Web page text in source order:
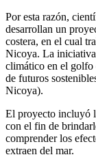
Por esta razón,
desarrollan un
costera, en el cual
Nicoya. La
climático en el
de futuros
Nicoya).
El proyecto incluyó
con el fin de
comprender los
extraen del mar.